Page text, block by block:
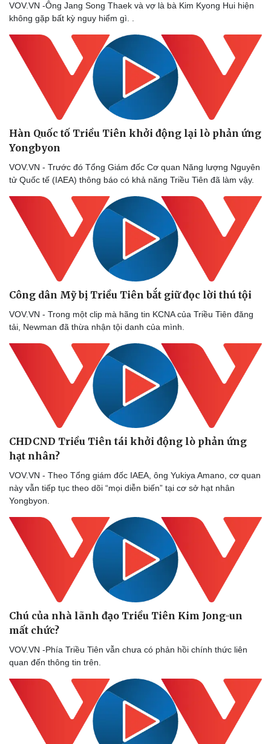
Hậu trường
VOV.VN -Ông Jang Song Thaek và vợ là bà Kim Kyong Hui hiện
không gặp bất kỳ nguy hiểm gì. .
Hàn Quốc tố Triều Tiên khởi động lại lò phản ứng
Yongbyon
VOV.VN - Trước đó Tổng Giám đốc Cơ quan Năng lượng Nguyên
tử Quốc tế (IAEA) thông báo có khả năng Triều Tiên đã làm vậy.
Công dân Mỹ bị Triều Tiên bắt giữ đọc lời thú tội
VOV.VN - Trong một clip mà hãng tin KCNA của Triều Tiên đăng
tải, Newman đã thừa nhận tội danh của mình.
CHDCND Triều Tiên tái khởi động lò phản ứng
hạt nhân?
VOV.VN - Theo Tổng giám đốc IAEA, ông Yukiya Amano, cơ quan
này vẫn tiếp tục theo dõi “mọi diễn biến” tại cơ sở hạt nhân
Yongbyon.
Chú của nhà lãnh đạo Triều Tiên Kim Jong-un
mất chức?
VOV.VN -Phía Triều Tiên vẫn chưa có phản hồi chính thức liên
quan đến thông tin trên.